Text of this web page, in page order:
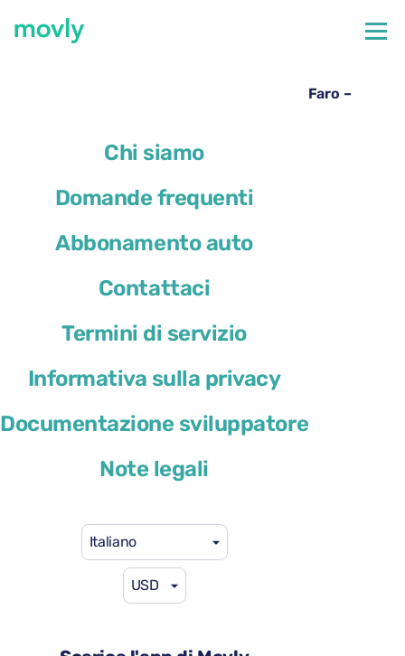
Chi siamo
Domande frequenti
Abbonamento auto
Contattaci
Termini di servizio
Informativa sulla privacy
Documentazione sviluppatore
Note legali
Italiano
USD
Noleggio Cupra Formentor all’aeroporto di Faro –
Cupra Formentor